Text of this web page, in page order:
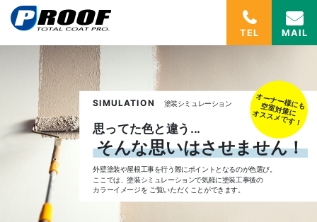
TEL MAIL
SIMULATION 塗装シミュレーション
思ってた色と違う...
そんな思いはさせません！
外壁塗装や屋根工事を行う際にポイントとなるのが色選び。
ここでは、塗装シミュレーションで気軽に塗装工事後の
カラーイメージをご覧いただくことができます。
オーナー様にも
空室対策に
オススメです！